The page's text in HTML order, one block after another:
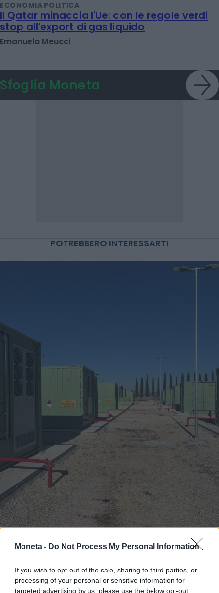
Moneta - Do Not Process My Personal Information
If you wish to opt-out of the sale, sharing to third parties, or
processing of your personal or sensitive information for
targeted advertising by us, please use the below opt-out
ECONOMIA POLITICA
Il Qatar minaccia l'Ue: con le regole verdi
stop all'export di gas liquido
Emanuela Meucci
Sfoglia Moneta
POTREBBERO INTERESSARTI
L'accumulo accelera la transizione green:
il progetto Enel nel Viterbese